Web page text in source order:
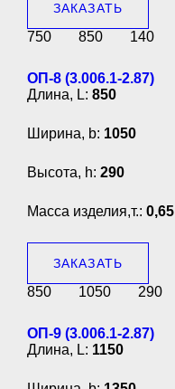
ЗАКАЗАТЬ
750 850 140
ОП-8 (3.006.1-2.87)
Длина, L: 850
Ширина, b: 1050
Высота, h: 290
Масса изделия,т.: 0,65
ЗАКАЗАТЬ
850 1050 290
ОП-9 (3.006.1-2.87)
Длина, L: 1150